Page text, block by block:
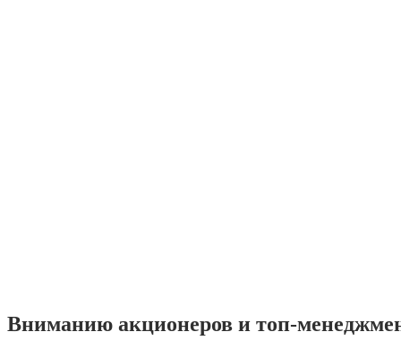
Вниманию акционеров и топ-